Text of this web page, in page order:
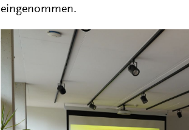
eingenommen.